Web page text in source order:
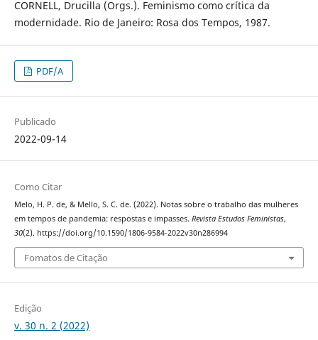
CORNELL, Drucilla (Orgs.). Feminismo como crítica da
modernidade. Rio de Janeiro: Rosa dos Tempos, 1987.
PDF/A
Publicado
2022-09-14
Como Citar
Melo, H. P. de, & Mello, S. C. de. (2022). Notas sobre o trabalho das mulheres
em tempos de pandemia: respostas e impasses. Revista Estudos Feministas,
30(2). https://doi.org/10.1590/1806-9584-2022v30n286994
Fomatos de Citação
Edição
v. 30 n. 2 (2022)